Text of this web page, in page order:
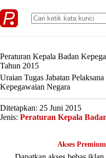
to
content
Peraturan Kepala Badan
Tahun 2015
Uraian Tugas Jabatan
Kepegawaian Negara
Ditetapkan: 25 Juni 2015
Jenis: Peraturan Kepala
Akses